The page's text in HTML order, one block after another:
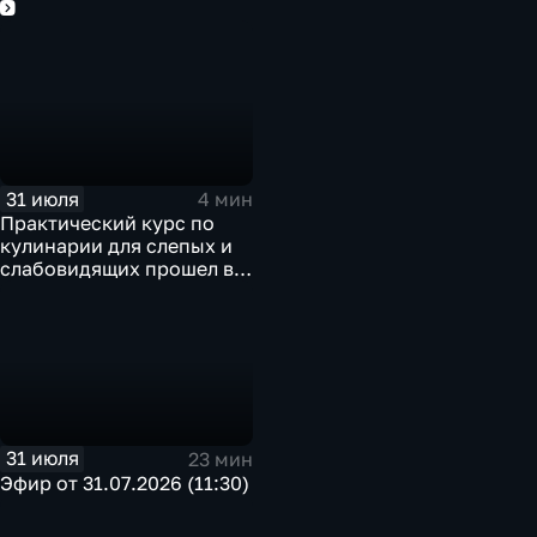
2026
31 июля
4 мин
Практический курс по
кулинарии для слепых и
слабовидящих прошел в
31 июля
23 мин
Эфир от 31.07.2026 (11:30)